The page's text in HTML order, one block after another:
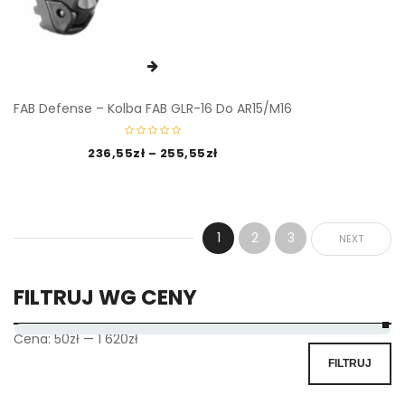
FILTRUJ WG CENY
FILTRUJ
Cena: 50zł — 1 620zł
FAB Defense – Kolba FAB GLR-16 Do AR15/M16
236,55zł – 255,55zł
1 2 3 NEXT